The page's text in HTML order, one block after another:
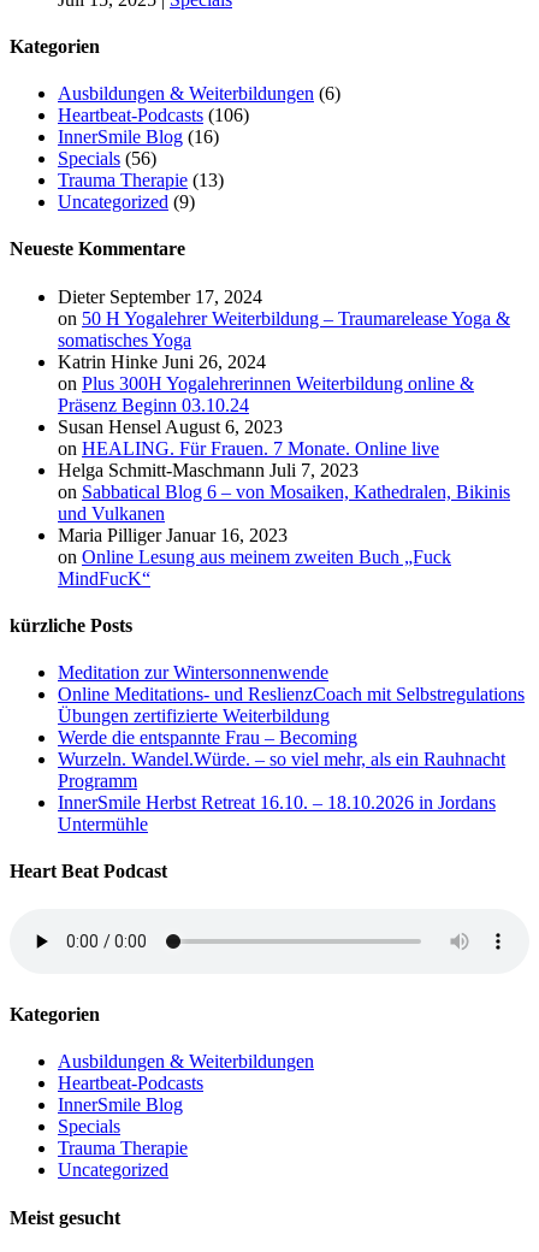
Kategorien
Ausbildungen & Weiterbildungen (6)
Heartbeat-Podcasts (106)
InnerSmile Blog (16)
Specials (56)
Trauma Therapie (13)
Uncategorized (9)
Neueste Kommentare
Dieter September 17, 2024
on 50 H Yogalehrer Weiterbildung – Traumarelease Yoga &
somatisches Yoga
Katrin Hinke Juni 26, 2024
on Plus 300H Yogalehrerinnen Weiterbildung online &
Präsenz Beginn 03.10.24
Susan Hensel August 6, 2023
on HEALING. Für Frauen. 7 Monate. Online live
Helga Schmitt-Maschmann Juli 7, 2023
on Sabbatical Blog 6 – von Mosaiken, Kathedralen, Bikinis
und Vulkanen
Maria Pilliger Januar 16, 2023
on Online Lesung aus meinem zweiten Buch „Fuck
MindFucK“
kürzliche Posts
Meditation zur Wintersonnenwende
Online Meditations- und ReslienzCoach mit Selbstregulations
Übungen zertifizierte Weiterbildung
Werde die entspannte Frau – Becoming
Wurzeln. Wandel.Würde. – so viel mehr, als ein Rauhnacht
Programm
InnerSmile Herbst Retreat 16.10. – 18.10.2026 in Jordans
Untermühle
Heart Beat Podcast
Kategorien
Ausbildungen & Weiterbildungen
Heartbeat-Podcasts
InnerSmile Blog
Specials
Trauma Therapie
Uncategorized
Meist gesucht